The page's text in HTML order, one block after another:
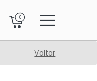
0
Voltar